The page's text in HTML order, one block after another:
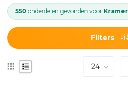
550 onderdelen gevonden voor Kramer
Filters